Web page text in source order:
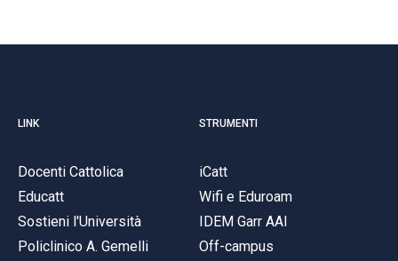
LINK
Docenti Cattolica
Educatt
Sostieni l'Università
Policlinico A. Gemelli
STRUMENTI
iCatt
Wifi e Eduroam
IDEM Garr AAI
Off-campus